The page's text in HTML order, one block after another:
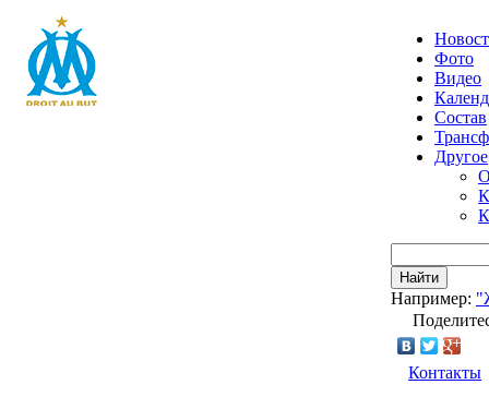
Фото
Видео
Состав
Другое
Найти
Например:
Контакты